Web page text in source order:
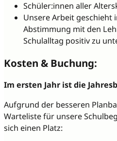
Schüler:innen aller
Unsere Arbeit geschieht
Abstimmung mit den
Schulalltag positiv zu
Kosten & Buchung:
Im ersten Jahr ist die
Aufgrund der besseren
Warteliste für unsere
sich einen Platz: